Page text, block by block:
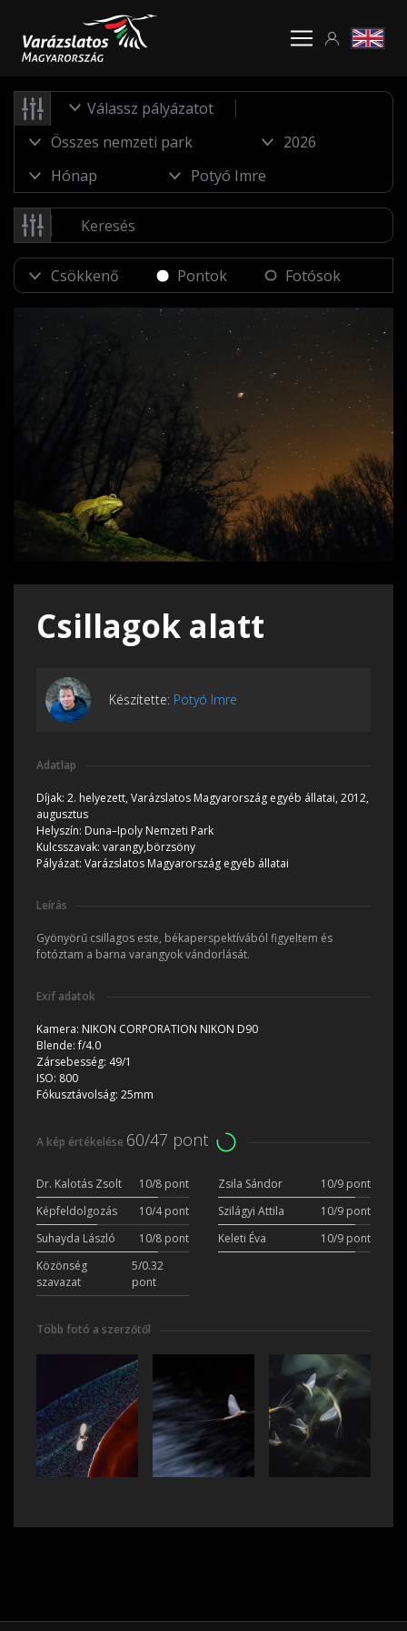
Válassz pályázatot
Pontok Fotósok
Csillagok alatt
Készítette: Potyó Imre
Adatlap
Díjak: 2. helyezett, Varázslatos Magyarország egyéb állatai, 2012,
augusztus
Helyszín: Duna–Ipoly Nemzeti Park
Kulcsszavak: varangy,börzsöny
Pályázat: Varázslatos Magyarország egyéb állatai
Leírás
Gyönyörű csillagos este, békaperspektívából figyeltem és
fotóztam a barna varangyok vándorlását.
Exif adatok
Kamera: NIKON CORPORATION NIKON D90
Blende:f/4.0
Zársebesség: 49/1
ISO: 800
Fókusztávolság: 25mm
A kép értékelése 60/47 pont
Dr. Kalotás Zsolt 10/8 pont Zsila Sándor
10/9 pont
Képfeldolgozás
10/4 pont Szilágyi Attila
10/9 pont
Suhayda László
10/8 pont Keleti Éva
10/9 pont
Közönség
szavazat
5/0.32
pont
Több fotó a szerzőtől